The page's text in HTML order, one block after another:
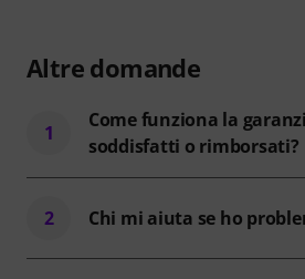
Altre domande
1
Come funziona la
soddisfatti o rimborsati?
2 Chi mi aiuta se ho